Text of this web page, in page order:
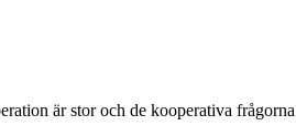
är stor och de kooperativa